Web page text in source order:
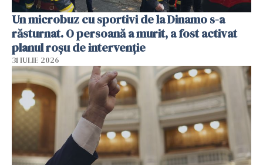
Un microbuz cu sportivi de la Dinamo s-a
răsturnat. O persoană a murit, a fost activat
planul roșu de intervenție
31 IULIE 2026